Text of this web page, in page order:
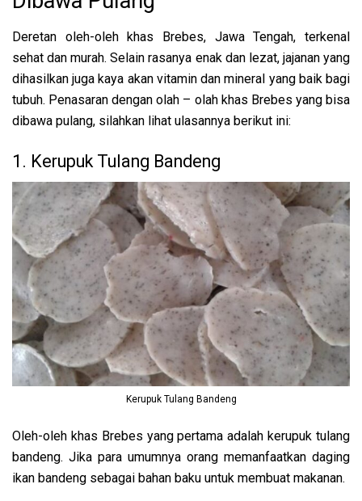
Deretan oleh-oleh khas Brebes, Jawa Tengah, terkenal
sehat dan murah. Selain rasanya enak dan lezat, jajanan yang
dihasilkan juga kaya akan vitamin dan mineral yang baik bagi
tubuh. Penasaran dengan olah – olah khas Brebes yang bisa
dibawa pulang, silahkan lihat ulasannya berikut ini:
1. Kerupuk Tulang Bandeng
Kerupuk Tulang Bandeng
Oleh-oleh khas Brebes yang pertama adalah kerupuk tulang
bandeng. Jika para umumnya orang memanfaatkan daging
ikan bandeng sebagai bahan baku untuk membuat makanan.